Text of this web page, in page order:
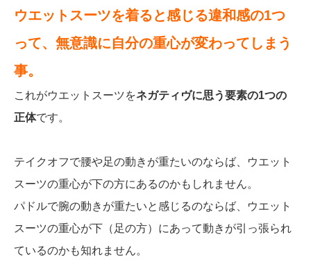
ウエットスーツを着ると感じる違和感の1つ
って、無意識に自分の重心が変わってしまう
事。
これがウエットスーツをネガティヴに思う要素の1つの
正体です。
テイクオフで腰や足の動きが重たいのならば、ウエット
スーツの重心が下の方にあるのかもしれません。
パドルで腕の動きが重たいと感じるのならば、ウエット
スーツの重心が下（足の方）にあって動きが引っ張られ
ているのかも知れません。